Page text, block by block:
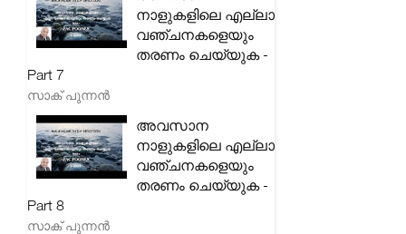
നാളുകളിലെ എല്ലാ
വഞ്ചനകളെയും
തരണം ചെയ്യുക -
Part 7
സാക് പുന്നൻ
അവസാന
നാളുകളിലെ എല്ലാ
വഞ്ചനകളെയും
തരണം ചെയ്യുക -
Part 8
സാക് പുന്നൻ